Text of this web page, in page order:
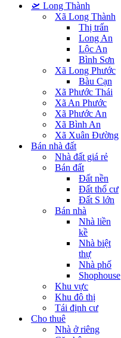
🛫 Long Thành
Xã Long Thành
Thị trấn
Long An
Lộc An
Bình Sơn
Xã Long Phước
Bàu Cạn
Xã Phước Thái
Xã An Phước
Xã Phước An
Xã Bình An
Xã Xuân Đường
Bán nhà đất
Nhà đất giá rẻ
Bán đất
Đất nền
Đất thổ cư
Đất S lớn
Bán nhà
Nhà liền
kề
Nhà biệt
thự
Nhà phố
Shophouse
Khu vực
Khu đô thị
Tái định cư
Cho thuê
Nhà ở riêng